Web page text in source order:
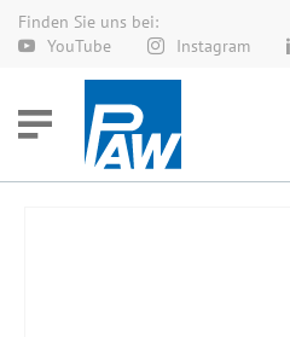
Finden Sie uns bei:
YouTube
Instagram
Direkt